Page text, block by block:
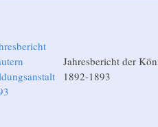
Jahresbericht der
1892-1893